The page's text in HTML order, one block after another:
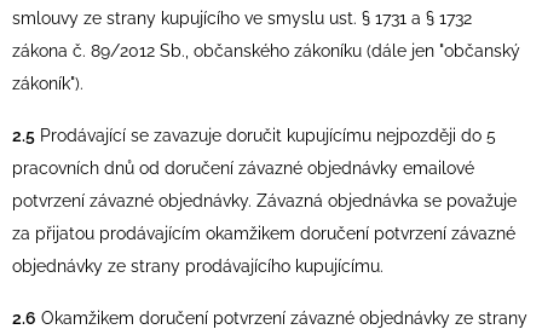
smlouvy ze strany kupujícího ve smyslu ust. § 1731 a § 1732
zákona č. 89/2012 Sb., občanského zákoníku (dále jen "občanský
zákoník").
2.5 Prodávající se zavazuje doručit kupujícímu nejpozději do 5
pracovních dnů od doručení závazné objednávky emailové
potvrzení závazné objednávky. Závazná objednávka se považuje
za přijatou prodávajícím okamžikem doručení potvrzení závazné
objednávky ze strany prodávajícího kupujícímu.
2.6 Okamžikem doručení potvrzení závazné objednávky ze strany